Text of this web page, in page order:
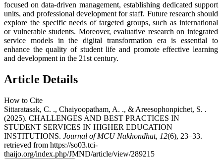
focused on data-driven management, establishing dedicated support
units, and professional development for staff. Future research should
explore the specific needs of targeted groups, such as international
or vulnerable students. Moreover, evaluative research on integrated
service models in the digital transformation era is essential to
enhance the quality of student life and promote effective learning
and development in the 21st century.
Article Details
How to Cite
Sittaratasak, C. ., Chaiyoopatham, A. ., & Areesophonpichet, S. .
(2025). CHALLENGES AND BEST PRACTICES IN
STUDENT SERVICES IN HIGHER EDUCATION
INSTITUTIONS. Journal of MCU Nakhondhat, 12(6), 23–33.
retrieved from https://so03.tci-
thaijo.org/index.php/JMND/article/view/289215